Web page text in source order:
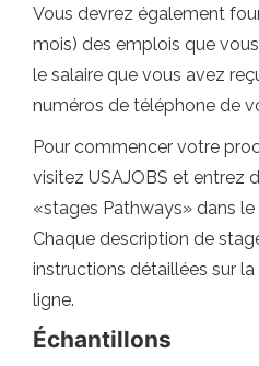
Vous devrez également
mois) des emplois que
le salaire que vous avez
numéros de téléphone de
Pour commencer votre
visitez USAJOBS et entrez
«stages Pathways» dans
Chaque description de
instructions détaillées sur
ligne.
Échantillons